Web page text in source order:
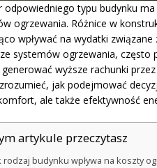
odpowiedniego typu budynku
ogrzewania. Różnice w
wpływać na wydatki
systemów ogrzewania, często
wyższe rachunki
jak podejmować
ale także efektywność
artykule przeczytasz
rodzaj budynku wpływa na koszty